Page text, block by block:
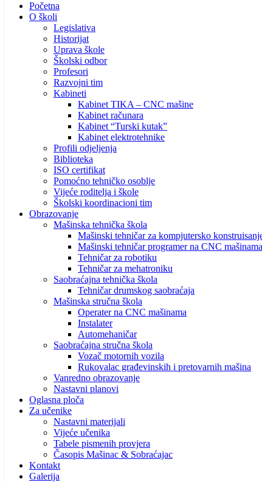
Početna
O školi
Legislativa
Historijat
Uprava škole
Školski odbor
Profesori
Razvojni tim
Kabineti
Kabinet TIKA – CNC mašine
Kabinet računara
Kabinet “Turski kutak”
Kabinet elektrotehnike
Profili odjeljenja
Biblioteka
ISO certifikat
Pomoćno tehničko osoblje
Vijeće roditelja i škole
Školski koordinacioni tim
Obrazovanje
Mašinska tehnička škola
Mašinski tehničar za kompjutersko
Mašinski tehničar programer na CNC mašinama
Tehničar za robotiku
Tehničar za mehatroniku
Saobraćajna tehnička škola
Tehničar drumskog saobraćaja
Mašinska stručna škola
Operater na CNC mašinama
Instalater
Automehaničar
Saobraćajna stručna škola
Vozač motornih vozila
Rukovalac građevinskih i pretovarnih mašina
Vanredno obrazovanje
Nastavni planovi
Oglasna ploča
Za učenike
Nastavni materijali
Vijeće učenika
Tabele pismenih provjera
Časopis Mašinac & Sobraćajac
Kontakt
Galerija